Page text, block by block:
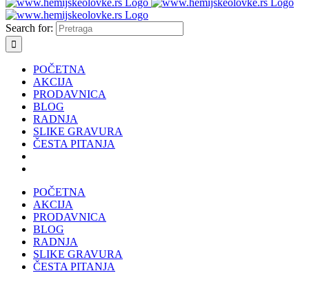
Search for:
POČETNA
AKCIJA
PRODAVNICA
BLOG
RADNJA
SLIKE GRAVURA
ČESTA PITANJA
POČETNA
AKCIJA
PRODAVNICA
BLOG
RADNJA
SLIKE GRAVURA
ČESTA PITANJA